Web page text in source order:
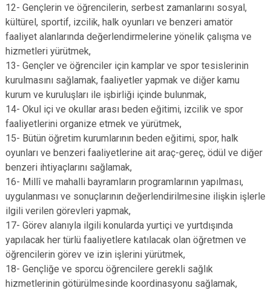
12- Gençlerin ve öğrencilerin, serbest zamanlarını sosyal,
kültürel, sportif, izcilik, halk oyunları ve benzeri amatör
faaliyet alanlarında değerlendirmelerine yönelik çalışma ve
hizmetleri yürütmek,
13- Gençler ve öğrenciler için kamplar ve spor tesislerinin
kurulmasını sağlamak, faaliyetler yapmak ve diğer kamu
kurum ve kuruluşları ile işbirliği içinde bulunmak,
14- Okul içi ve okullar arası beden eğitimi, izcilik ve spor
faaliyetlerini organize etmek ve yürütmek,
15- Bütün öğretim kurumlarının beden eğitimi, spor, halk
oyunları ve benzeri faaliyetlerine ait araç-gereç, ödül ve diğer
benzeri ihtiyaçlarını sağlamak,
16- Millî ve mahalli bayramların programlarının yapılması,
uygulanması ve sonuçlarının değerlendirilmesine ilişkin işlerle
ilgili verilen görevleri yapmak,
17- Görev alanıyla ilgili konularda yurtiçi ve yurtdışında
yapılacak her türlü faaliyetlere katılacak olan öğretmen ve
öğrencilerin görev ve izin işlerini yürütmek,
18- Gençliğe ve sporcu öğrencilere gerekli sağlık
hizmetlerinin götürülmesinde koordinasyonu sağlamak,